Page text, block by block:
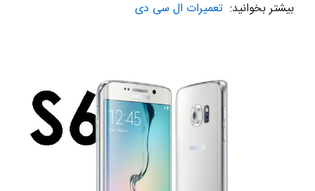
بیشتر بخوانید: تعمیرات ال سی دی